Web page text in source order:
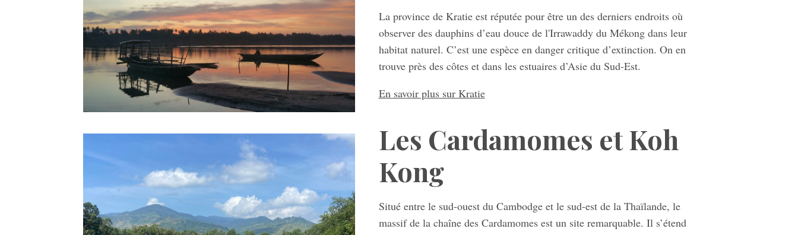
La province de Kratie est réputée pour être un des derniers endroits où
observer des dauphins d’eau douce de l'Irrawaddy du Mékong dans leur
habitat naturel. C’est une espèce en danger critique d’extinction. On en
trouve près des côtes et dans les estuaires d’Asie du Sud-Est.
En savoir plus sur Kratie
Les Cardamomes et Koh
Kong
Situé entre le sud-ouest du Cambodge et le sud-est de la Thaïlande, le
massif de la chaîne des Cardamomes est un site remarquable. Il s’étend